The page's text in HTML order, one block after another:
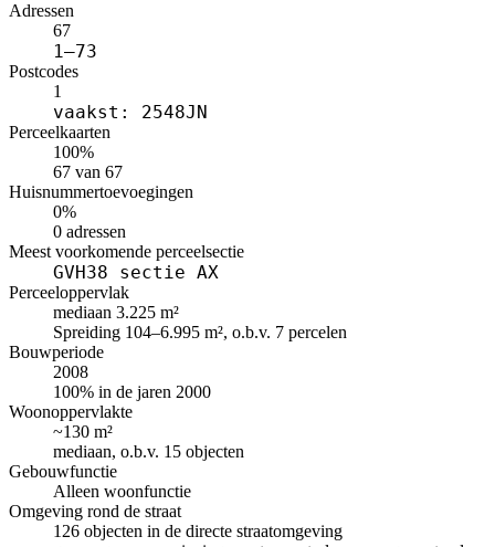
Adressen
67
1–73
Postcodes
1
vaakst: 2548JN
Perceelkaarten
100%
67 van 67
Huisnummertoevoegingen
0%
0 adressen
Meest voorkomende perceelsectie
GVH38 sectie AX
Perceeloppervlak
mediaan 3.225 m²
Spreiding 104–6.995 m², o.b.v. 7 percelen
Bouwperiode
2008
100% in de jaren 2000
Woonoppervlakte
~130 m²
mediaan, o.b.v. 15 objecten
Gebouwfunctie
Alleen woonfunctie
Omgeving rond de straat
126 objecten in de directe straatomgeving